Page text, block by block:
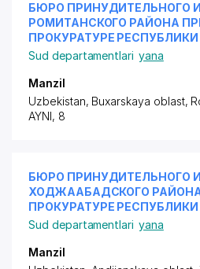
БЮРО ПРИНУДИТЕЛЬНОГО
РОМИТАНСКОГО РАЙОНА
ПРОКУРАТУРЕ
Sud departamentlari yana
Manzil
Uzbekistan, Buxarskaya oblast,
AYNI, 8
БЮРО ПРИНУДИТЕЛЬНОГО
ХОДЖААБАДСКОГО
ПРОКУРАТУРЕ
Sud departamentlari yana
Manzil